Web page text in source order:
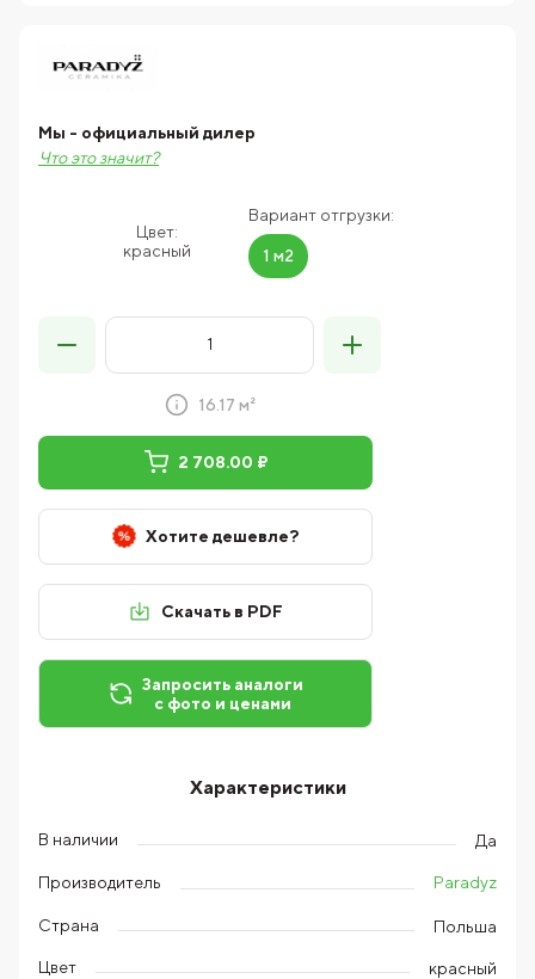
Цвет:
красный
Вариант отгрузки:
1 м2
Мы - официальный дилер
Что это значит?
16.17 м²
2 708.00 ₽
Хотите дешевле?
Скачать в PDF
Запросить аналоги
с фото и ценами
Характеристики
В наличии Да
Производитель Paradyz
Страна Польша
Цвет красный